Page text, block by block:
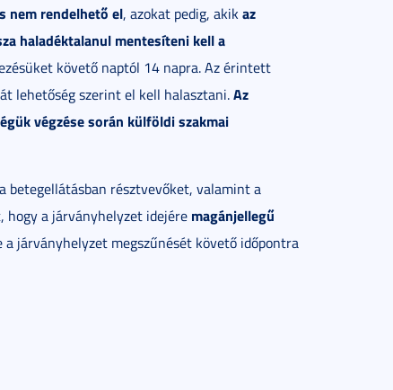
nem rendelhető el, azokat pedig, akikaz
haladéktalanul mentesíteni kell a
követő naptól 14 napra. Az érintett
lehetőség szerint el kell halasztani.Az
végzése során külföldi szakmai
betegellátásban résztvevőket, valamint a
hogy a járványhelyzet idejére magánjellegű
a járványhelyzet megszűnését követő időpontra